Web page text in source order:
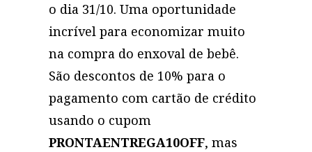
o dia 31/10. Uma oportunidade
incrível para economizar muito
na compra do enxoval de bebê.
São descontos de 10% para o
pagamento com cartão de crédito
usando o cupom
PRONTAENTREGA10OFF, mas